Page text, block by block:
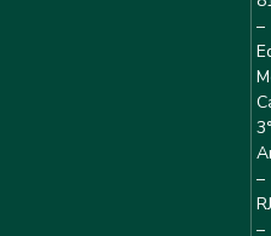
–
–
RJ
–